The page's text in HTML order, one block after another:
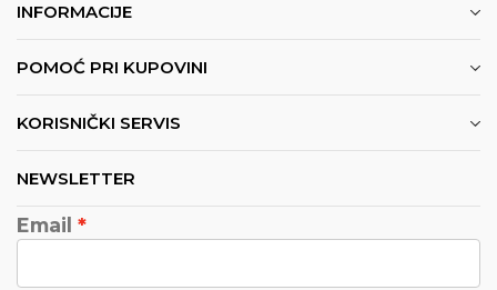
INFORMACIJE
POMOĆ PRI KUPOVINI
KORISNIČKI SERVIS
NEWSLETTER
Email